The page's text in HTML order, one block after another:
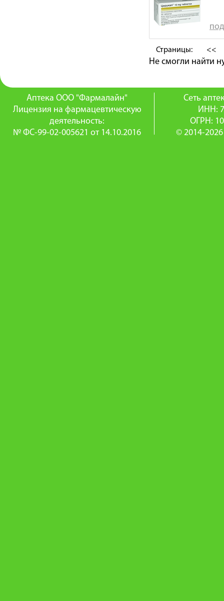
Страницы: <<
Не смогли найти
Аптека ООО "Фармалайн"
Лицензия на фармацевтическую
деятельность:
№ ФС-99-02-005621 от 14.10.2016
Сеть
ИНН:
ОГРН:
© 2014-